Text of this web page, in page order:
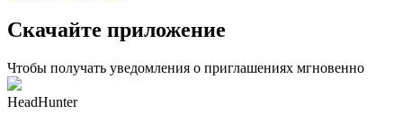
Скачайте приложение
Чтобы получать уведомления о приглашениях мгновенно
HeadHunter